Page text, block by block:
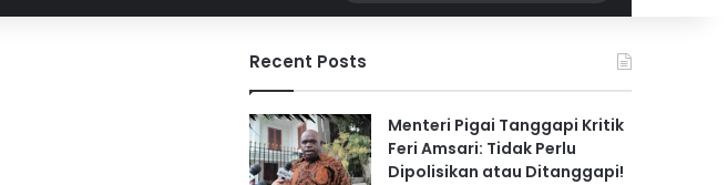
for
Recent Posts
Menteri Pigai Tanggapi Kritik
Feri Amsari: Tidak Perlu
Dipolisikan atau Ditanggapi!